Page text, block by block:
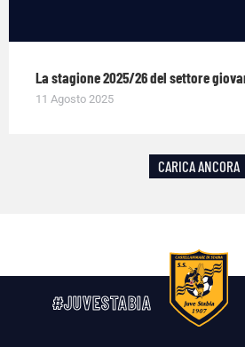
La stagione 2025/26 del settore
11 Agosto 2025
CARICA ANCORA
#JUVESTABIA